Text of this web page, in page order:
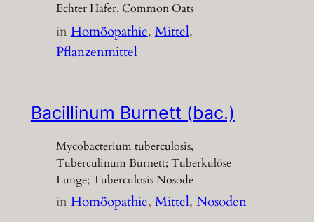
Echter Hafer, Common Oats
inHomöopathie, Mittel
Pflanzenmittel
Bacillinum Burnett (bac.)
Mycobacterium tuberculosis,
Tuberculinum Burnett; Tuberkulöse
Lunge; Tuberculosis Nosode
inHomöopathie, Mittel, Nosoden